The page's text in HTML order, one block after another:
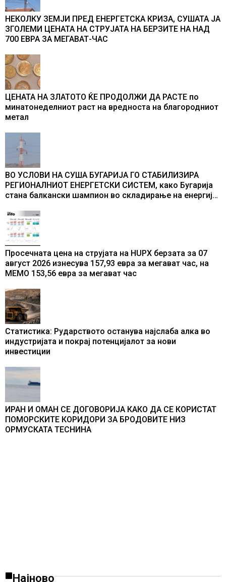
НЕКОЛКУ ЗЕМЈИ ПРЕД ЕНЕРГЕТСКА КРИЗА, СУШАТА ЈА
ЗГОЛЕМИ ЦЕНАТА НА СТРУЈАТА НА БЕРЗИТЕ НА НАД
700 ЕВРА ЗА МЕГАВАТ-ЧАС
ЦЕНАТА НА ЗЛАТОТО ЌЕ ПРОДОЛЖИ ДА РАСТЕ по
минатонеделниот раст на вредноста на благородниот
метал
ВО УСЛОВИ НА СУША БУГАРИЈА ГО СТАБИЛИЗИРА
РЕГИОНАЛНИОТ ЕНЕРГЕТСКИ СИСТЕМ, како Бугарија
стана балкански шампион во складирање на енергија
Просечната цена на струјата на HUPX берзата за 07
август 2026 изнесува 157,93 евра за мегават час, на
МЕМО 153,56 евра за мегават час
Статистика: Рударството останува најслаба алка во
индустријата и покрај потенцијалот за нови
инвестиции
ИРАН И ОМАН СЕ ДОГОВОРИЈА КАКО ДА СЕ КОРИСТАТ
ПОМОРСКИТЕ КОРИДОРИ ЗА БРОДОВИТЕ НИЗ
ОРМУСКАТА ТЕСНИНА
Најново